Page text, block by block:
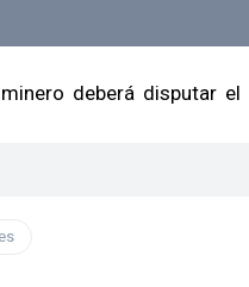
deberá disputar el